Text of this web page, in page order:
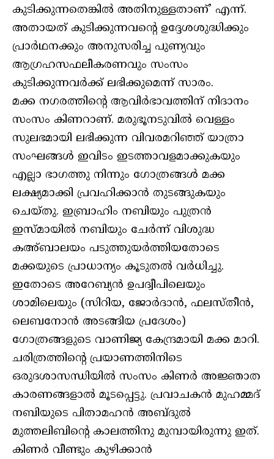
കുടിക്കുന്നതെങ്കില്‍ അതിനുള്ളതാണ്’ എന്ന്.
അതായത് കുടിക്കുന്നവന്റെ ഉദ്ദേശശുദ്ധിക്കും
പ്രാര്‍ഥനക്കും അനുസരിച്ച പുണ്യവും
ആഗ്രഹസഫലീകരണവും സംസം
കുടിക്കുന്നവര്‍ക്ക് ലഭിക്കുമെന്ന് സാരം.
മക്ക നഗരത്തിന്റെ ആവിര്‍ഭാവത്തിന് നിദാനം
സംസം കിണറാണ്. മരുഭൂനടുവില്‍ വെള്ളം
സുലഭമായി ലഭിക്കുന്ന വിവരമറിഞ്ഞ് യാത്രാ
സംഘങ്ങള്‍ ഇവിടം ഇടത്താവളമാക്കുകയും
എല്ലാ ഭാഗത്തു നിന്നും ഗോത്രങ്ങള്‍ മക്ക
ലക്ഷ്യമാക്കി പ്രവഹിക്കാന്‍ തുടങ്ങുകയും
ചെയ്തു. ഇബ്രാഹിം നബിയും പുത്രന്‍
ഇസ്മായില്‍ നബിയും ചേര്‍ന്ന് വിശുദ്ധ
കഅ്ബാലയം പടുത്തുയര്‍ത്തിയതോടെ
മക്കയുടെ പ്രാധാന്യം കൂടുതല്‍ വര്‍ധിച്ചു.
ഇതോടെ അറേബ്യന്‍ ഉപദ്വീപിലെയും
ശാമിലെയും (സിറിയ, ജോര്‍ദാന്‍, ഫലസ്തീന്‍,
ലെബനോന്‍ അടങ്ങിയ പ്രദേശം)
ഗോത്രങ്ങളുടെ വാണിജ്യ കേന്ദ്രമായി മക്ക മാറി.
ചരിത്രത്തിന്റെ പ്രയാണത്തിനിടെ
ഒരുദശാസന്ധിയില്‍ സംസം കിണര്‍ അജ്ഞാത
കാരണങ്ങളാല്‍ മൂടപ്പെട്ടു. പ്രവാചകന്‍ മുഹമ്മദ്
നബിയുടെ പിതാമഹന്‍ അബ്ദുല്‍
മുത്തലിബിന്റെ കാലത്തിനു മുമ്പായിരുന്നു ഇത്.
കിണര്‍ വീണ്ടും കുഴിക്കാന്‍